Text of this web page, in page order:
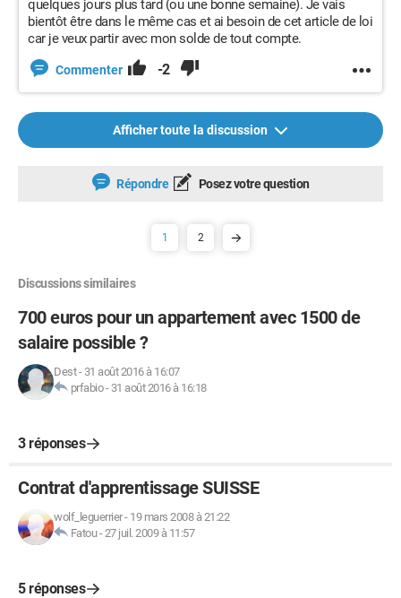
quelques jours plus tard (ou une bonne semaine). Je vais
bientôt être dans le même cas et ai besoin de cet article de loi
car je veux partir avec mon solde de tout compte.
Commenter -2
Afficher toute la discussion
Répondre Posez votre question
1 2
Discussions similaires
700 euros pour un appartement avec 1500 de
salaire possible ?
Dest- 31 août 2016 à 16:07
prfabio- 31 août 2016 à 16:18
3 réponses
Contrat d'apprentissage SUISSE
wolf_leguerrier- 19 mars 2008 à 21:22
Fatou-27 juil. 2009 à 11:57
5 réponses